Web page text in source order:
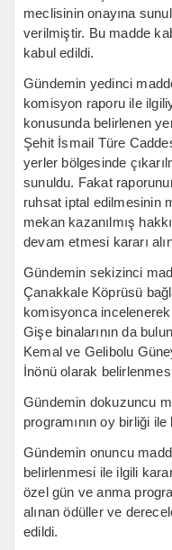
meclisinin onayına
verilmiştir. Bu madde
kabul edildi.
Gündemin yedinci
komisyon raporu ile
konusunda belirlenen
Şehit İsmail Türe
yerler bölgesinde
sunuldu. Fakat
ruhsat iptal edilmesinin
mekan kazanılmış
devam etmesi kararı
Gündemin sekizinci
Çanakkale Köprüsü
komisyonca
Gişe binalarının da
Kemal ve Gelibolu
İnönü olarak
Gündemin dokuzuncu
programının oy birliği
Gündemin onuncu
belirlenmesi ile ilgili
özel gün ve anma
alınan ödüller ve
edildi.